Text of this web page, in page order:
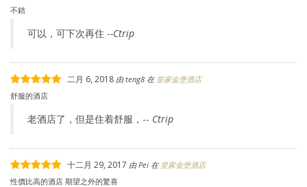
不錯
可以，可下次再住 --Ctrip
二月 6, 2018 由teng8 在 皇家金堡酒店
舒服的酒店
老酒店了，但是住着舒服，-- Ctrip
十二月 29, 2017 由Pei 在 皇家金堡酒店
性價比高的酒店 期望之外的驚喜